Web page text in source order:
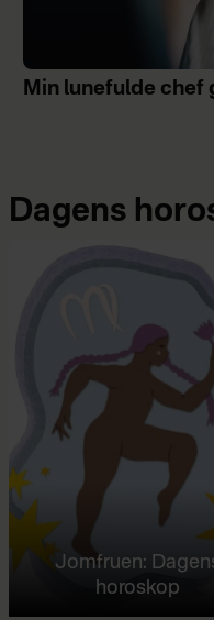
Min lunefulde chef
Dagens
Jomfruen:
horoskop